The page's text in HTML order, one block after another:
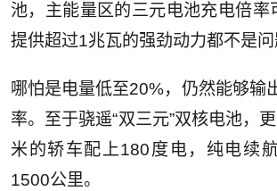
池，主能量区的三元电池充电倍率
提供超过1兆瓦的强劲动力都不是问
哪怕是电量低至20%，仍然能够输
率。至于骁遥“双三元”双核电池，
米的轿车配上180度电，纯电续
1500公里。